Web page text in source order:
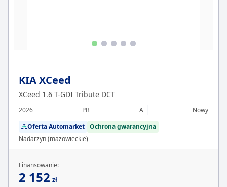
KIA XCeed
XCeed 1.6 T-GDI Tribute DCT
2026 PB A
Nowy
Oferta Automarket Ochrona gwarancyjna
Nadarzyn (mazowieckie)
Finansowanie:
2 152 zł